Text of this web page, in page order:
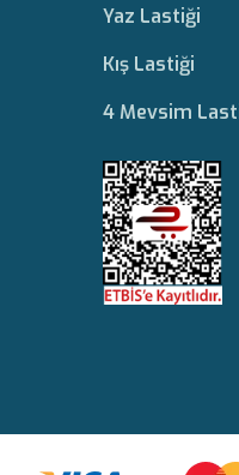
Yaz Lastiği
Kış Lastiği
4 Mevsim